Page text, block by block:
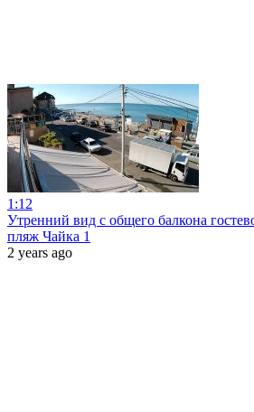
1:12
Утренний вид с общего балкона
пляж Чайка 1
2 years ago